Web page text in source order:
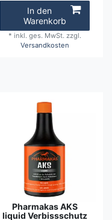
In den
Warenkorb
* inkl. ges. MwSt. zzgl.
Versandkosten
Pharmakas AKS
liquid Verbissschutz